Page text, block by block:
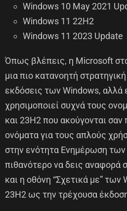
Windows 10 May 2021
Windows 11 22H2
Windows 11 2023 Update
Όπως βλέπεις, η Microsoft
μια πιο κατανοητή
εκδόσεις των Windows, αλλά
χρησιμοποιεί συχνά τους
και 23H2 που ακούγονται
ονόματα για τους απλούς
στην ενότητα Ενημέρωση των
πιθανότερο να δεις αναφορά
και η οθόνη “Σχετικά με”
23H2 ως την τρέχουσα